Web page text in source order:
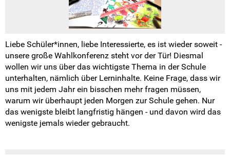
Liebe Schüler*innen, liebe Interessierte, es ist wieder soweit -
unsere große Wahlkonferenz steht vor der Tür! Diesmal
wollen wir uns über das wichtigste Thema in der Schule
unterhalten, nämlich über Lerninhalte. Keine Frage, dass wir
uns mit jedem Jahr ein bisschen mehr fragen müssen,
warum wir überhaupt jeden Morgen zur Schule gehen. Nur
das wenigste bleibt langfristig hängen - und davon wird das
wenigste jemals wieder gebraucht.